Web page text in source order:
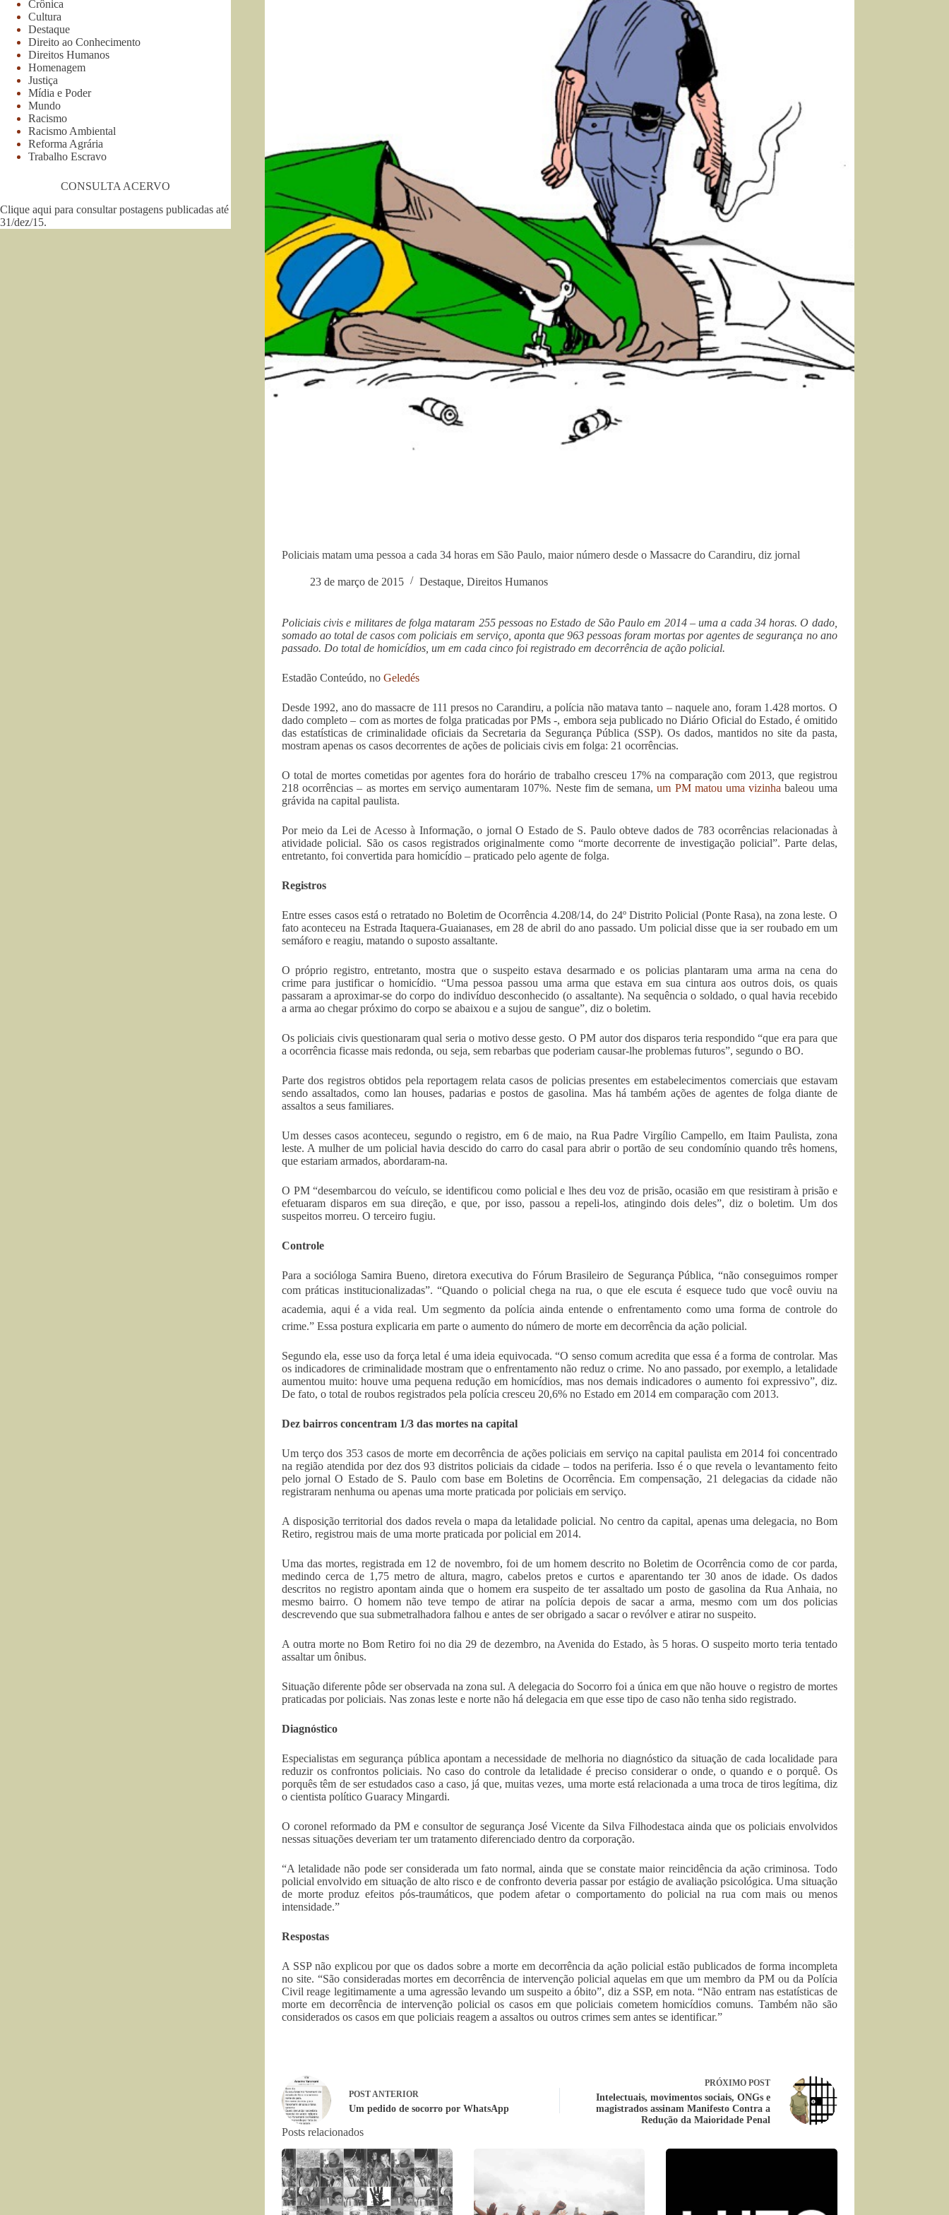
Policiais matam uma pessoa a cada 34 horas em São Paulo, maior número desde o Massacre do Carandiru, diz jornal
23 de março de 2015 Destaque, Direitos Humanos
Policiais civis e militares de folga mataram 255 pessoas no Estado de São Paulo em 2014 – uma a cada 34 horas. O dado,
somado ao total de casos com policiais em serviço, aponta que 963 pessoas foram mortas por agentes de segurança no ano
passado. Do total de homicídios, um em cada cinco foi registrado em decorrência de ação policial.
Estadão Conteúdo, no Geledés
Desde 1992, ano do massacre de 111 presos no Carandiru, a polícia não matava tanto – naquele ano, foram 1.428 mortos. O
dado completo – com as mortes de folga praticadas por PMs -, embora seja publicado no Diário Oficial do Estado, é omitido
das estatísticas de criminalidade oficiais da Secretaria da Segurança Pública (SSP). Os dados, mantidos no site da pasta,
mostram apenas os casos decorrentes de ações de policiais civis em folga: 21 ocorrências.
O total de mortes cometidas por agentes fora do horário de trabalho cresceu 17% na comparação com 2013, que registrou
218 ocorrências – as mortes em serviço aumentaram 107%. Neste fim de semana,um PM matou uma vizinha baleou uma
grávida na capital paulista.
Por meio da Lei de Acesso à Informação, o jornal O Estado de S. Paulo obteve dados de 783 ocorrências relacionadas à
atividade policial. São os casos registrados originalmente como “morte decorrente de investigação policial”. Parte delas,
entretanto, foi convertida para homicídio – praticado pelo agente de folga.
Registros
Entre esses casos está o retratado no Boletim de Ocorrência 4.208/14, do 24º Distrito Policial (Ponte Rasa), na zona leste. O
fato aconteceu na Estrada Itaquera-Guaianases, em 28 de abril do ano passado. Um policial disse que ia ser roubado em um
semáforo e reagiu, matando o suposto assaltante.
O próprio registro, entretanto, mostra que o suspeito estava desarmado e os policias plantaram uma arma na cena do
crime para justificar o homicídio. “Uma pessoa passou uma arma que estava em sua cintura aos outros dois, os quais
passaram a aproximar-se do corpo do indivíduo desconhecido (o assaltante). Na sequência o soldado, o qual havia recebido
a arma ao chegar próximo do corpo se abaixou e a sujou de sangue”, diz o boletim.
Os policiais civis questionaram qual seria o motivo desse gesto. O PM autor dos disparos teria respondido “que era para que
a ocorrência ficasse mais redonda, ou seja, sem rebarbas que poderiam causar-lhe problemas futuros”, segundo o BO.
Parte dos registros obtidos pela reportagem relata casos de policias presentes em estabelecimentos comerciais que estavam
sendo assaltados, como lan houses, padarias e postos de gasolina. Mas há também ações de agentes de folga diante de
assaltos a seus familiares.
Um desses casos aconteceu, segundo o registro, em 6 de maio, na Rua Padre Virgílio Campello, em Itaim Paulista, zona
leste. A mulher de um policial havia descido do carro do casal para abrir o portão de seu condomínio quando três homens,
que estariam armados, abordaram-na.
O PM “desembarcou do veículo, se identificou como policial e lhes deu voz de prisão, ocasião em que resistiram à prisão e
efetuaram disparos em sua direção, e que, por isso, passou a repeli-los, atingindo dois deles”, diz o boletim. Um dos
suspeitos morreu. O terceiro fugiu.
Controle
Para a socióloga Samira Bueno, diretora executiva do Fórum Brasileiro de Segurança Pública, “não conseguimos romper
com práticas institucionalizadas”. “Quando o policial chega na rua, o que ele escuta é esquece tudo que você ouviu na
academia, aqui é a vida real. Um segmento da polícia ainda entende o enfrentamento como uma forma de controle do
crime.” Essa postura explicaria em parte o aumento do número de morte em decorrência da ação policial.
Segundo ela, esse uso da força letal é uma ideia equivocada. “O senso comum acredita que essa é a forma de controlar. Mas
os indicadores de criminalidade mostram que o enfrentamento não reduz o crime. No ano passado, por exemplo, a letalidade
aumentou muito: houve uma pequena redução em homicídios, mas nos demais indicadores o aumento foi expressivo”, diz.
De fato, o total de roubos registrados pela polícia cresceu 20,6% no Estado em 2014 em comparação com 2013.
Dez bairros concentram 1/3 das mortes na capital
Um terço dos 353 casos de morte em decorrência de ações policiais em serviço na capital paulista em 2014 foi concentrado
na região atendida por dez dos 93 distritos policiais da cidade – todos na periferia. Isso é o que revela o levantamento feito
pelo jornal O Estado de S. Paulo com base em Boletins de Ocorrência. Em compensação, 21 delegacias da cidade não
registraram nenhuma ou apenas uma morte praticada por policiais em serviço.
A disposição territorial dos dados revela o mapa da letalidade policial. No centro da capital, apenas uma delegacia, no Bom
Retiro, registrou mais de uma morte praticada por policial em 2014.
Uma das mortes, registrada em 12 de novembro, foi de um homem descrito no Boletim de Ocorrência como de cor parda,
medindo cerca de 1,75 metro de altura, magro, cabelos pretos e curtos e aparentando ter 30 anos de idade. Os dados
descritos no registro apontam ainda que o homem era suspeito de ter assaltado um posto de gasolina da Rua Anhaia, no
mesmo bairro. O homem não teve tempo de atirar na polícia depois de sacar a arma, mesmo com um dos policias
descrevendo que sua submetralhadora falhou e antes de ser obrigado a sacar o revólver e atirar no suspeito.
A outra morte no Bom Retiro foi no dia 29 de dezembro, na Avenida do Estado, às 5 horas. O suspeito morto teria tentado
assaltar um ônibus.
Situação diferente pôde ser observada na zona sul. A delegacia do Socorro foi a única em que não houve o registro de mortes
praticadas por policiais. Nas zonas leste e norte não há delegacia em que esse tipo de caso não tenha sido registrado.
Diagnóstico
Especialistas em segurança pública apontam a necessidade de melhoria no diagnóstico da situação de cada localidade para
reduzir os confrontos policiais. No caso do controle da letalidade é preciso considerar o onde, o quando e o porquê. Os
porquês têm de ser estudados caso a caso, já que, muitas vezes, uma morte está relacionada a uma troca de tiros legítima, diz
o cientista político Guaracy Mingardi.
O coronel reformado da PM e consultor de segurança José Vicente da Silva Filhodestaca ainda que os policiais envolvidos
nessas situações deveriam ter um tratamento diferenciado dentro da corporação.
“A letalidade não pode ser considerada um fato normal, ainda que se constate maior reincidência da ação criminosa. Todo
policial envolvido em situação de alto risco e de confronto deveria passar por estágio de avaliação psicológica. Uma situação
de morte produz efeitos pós-traumáticos, que podem afetar o comportamento do policial na rua com mais ou menos
intensidade.”
Respostas
A SSP não explicou por que os dados sobre a morte em decorrência da ação policial estão publicados de forma incompleta
no site. “São consideradas mortes em decorrência de intervenção policial aquelas em que um membro da PM ou da Polícia
Civil reage legitimamente a uma agressão levando um suspeito a óbito”, diz a SSP, em nota. “Não entram nas estatísticas de
morte em decorrência de intervenção policial os casos em que policiais cometem homicídios comuns. Também não são
considerados os casos em que policiais reagem a assaltos ou outros crimes sem antes se identificar.”
POSTANTERIOR
Um pedido de socorro por WhatsApp
PRÓXIMO POST
Intelectuais, movimentos sociais, ONGs e
magistrados assinam Manifesto Contra a
Redução da Maioridade Penal
Posts relacionados
Crônica
Cultura
Destaque
Direito ao Conhecimento
Direitos Humanos
Homenagem
Justiça
Mídia e Poder
Mundo
Racismo
Racismo Ambiental
Reforma Agrária
Trabalho Escravo
CONSULTA ACERVO
Clique aqui para consultar postagens publicadas até
31/dez/15.